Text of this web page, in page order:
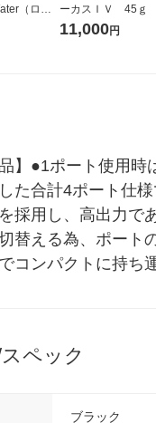
（ロハ
ラベルレ
ーカスＩＶ 45ｇ
堂 おまけ付き
11,000円
品】●1ポート使用
た合計4ポート仕
採用し、高出力で
替える為、ポート
コンパクトに持ち
ペック
ブラック